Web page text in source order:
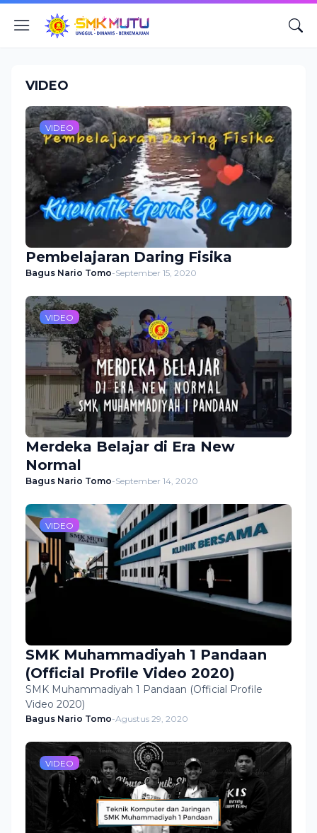
VIDEO
VIDEO
Pembelajaran Daring Fisika
Bagus Nario Tomo-September 15, 2020
VIDEO
Merdeka Belajar di Era New
Normal
Bagus Nario Tomo-September 14, 2020
VIDEO
SMK Muhammadiyah 1 Pandaan
(Official Profile Video 2020)
SMK Muhammadiyah 1 Pandaan (Official Profile
Video 2020)
Bagus Nario Tomo-Agustus 29, 2020
VIDEO